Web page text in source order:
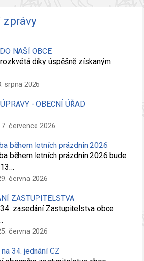
zprávy
NAŠÍ OBCE
díky úspěšně získaným
srpna 2026
- OBECNÍ ÚŘAD
července 2026
během letních prázdnin 2026
během letních prázdnin 2026 bude
června 2026
ZASTUPITELSTVA
zasedání Zastupitelstva obce
června 2026
34. jednání OZ